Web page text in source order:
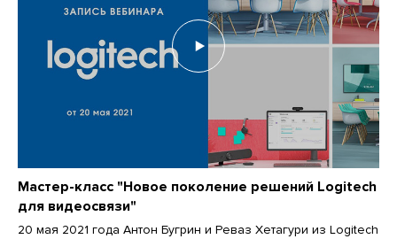
Мастер-класс "Новое поколение решений Logitech
для видеосвязи"
20 мая 2021 года Антон Бугрин и Реваз Хетагури из Logitech